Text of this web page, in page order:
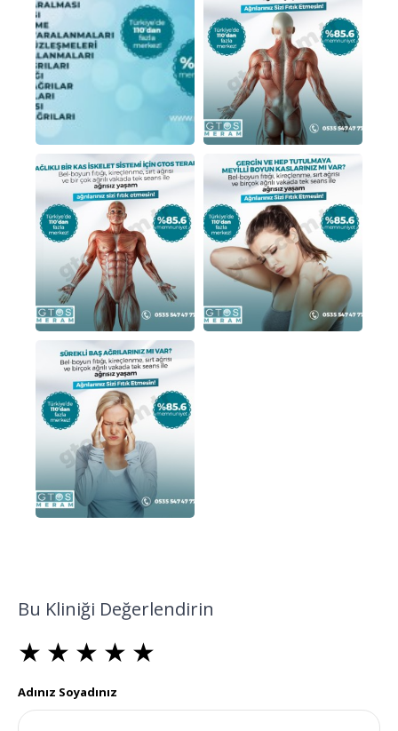
Bu Kliniği Değerlendirin
★
★ ★
★ ★ ★
★ ★ ★ ★
★ ★ ★ ★ ★
Adınız Soyadınız